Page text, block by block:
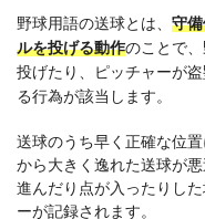
野球用語の送球とは、 守
ルを投げる動作のことで
投げたり、ピッチャーが
る行為が該当します。
送球のうち早く正確な位
から大きく逸れた送球が
進んだり点が入ったりし
ーが記録されます。